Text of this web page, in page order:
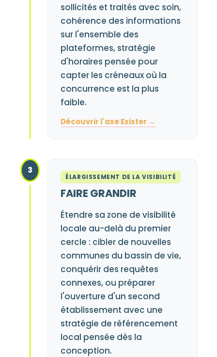
sollicités et traités avec soin,
cohérence des informations
sur l'ensemble des
plateformes, stratégie
d'horaires pensée pour
capter les créneaux où la
concurrence est la plus
faible.
Découvrir l'axe Exister →
3
ÉLARGISSEMENT DE LA VISIBILITÉ
FAIRE GRANDIR
Étendre sa zone de visibilité
locale au-delà du premier
cercle : cibler de nouvelles
communes du bassin de vie,
conquérir des requêtes
connexes, ou préparer
l'ouverture d'un second
établissement avec une
stratégie de référencement
local pensée dès la
conception.